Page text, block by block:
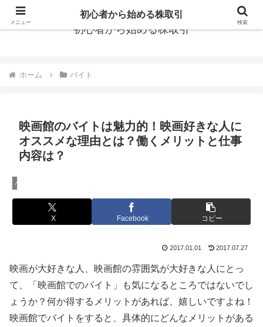
初心者から始める株取引
ホーム バイト
映画館のバイトは魅力的！映画好きな人に
オススメな理由とは？働くメリットと仕事
内容は？
バイト
X Facebook コピー
2017.01.01 2017.07.27
映画が大好きな人、映画館の雰囲気が大好きな人 にとっ
て、「映画館でのバイト」も気になるところではないでし
ょうか？何か得するメリットがあれば、嬉しいですよね！
映画館でバイトをすると、具体的にどんなメリットがある
メニュー
初心者から始める株取引
検索